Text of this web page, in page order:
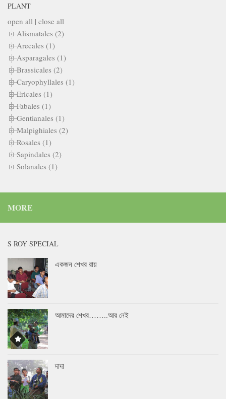
PLANT
open all | close all
Alismatales (2)
Arecales (1)
Asparagales (1)
Brassicales (2)
Caryophyllales (1)
Ericales (1)
Fabales (1)
Gentianales (1)
Malpighiales (2)
Rosales (1)
Sapindales (2)
Solanales (1)
MORE
S ROY SPECIAL
একজন শেখর রায়
আমাদের শেখর……..আর নেই
দাদা